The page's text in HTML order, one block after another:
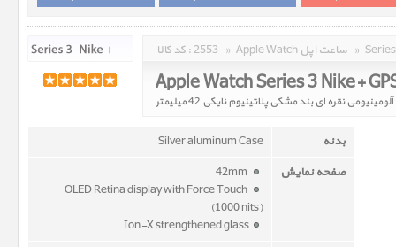
کد کالا : 2553 » Apple Watch ساعت اپل »
بدنه
Silver aluminum Case
صفحه نمایش
OLED Retina display with Force Touch
(1000 nits)
Ion-X strengthened glass